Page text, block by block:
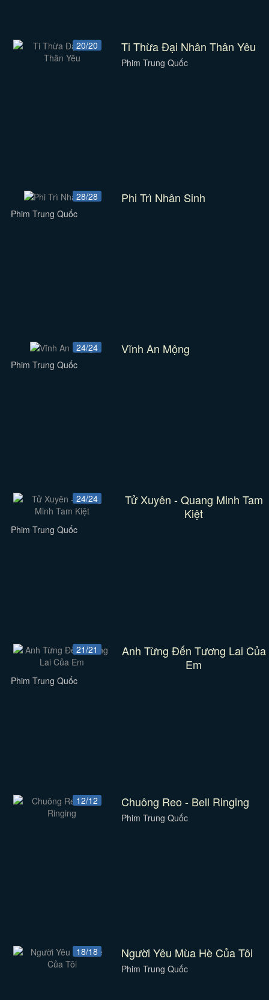
20/20 Ti Thừa Đại Nhân Thân Yêu
Phim Trung Quốc
28/28 Phi Trì Nhân Sinh
Phim Trung Quốc
24/24 Vĩnh An Mộng
Phim Trung Quốc
24/24
Tử Xuyên - Quang Minh Tam
Kiệt
Phim Trung Quốc
21/21
Anh Từng Đến Tương Lai Của
Em
Phim Trung Quốc
12/12 Chuông Reo - Bell Ringing
Phim Trung Quốc
18/18 Người Yêu Mùa Hè Của Tôi
Phim Trung Quốc